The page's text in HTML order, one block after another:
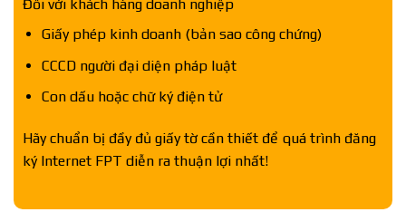
Đối với khách hàng doanh nghiệp
Giấy phép kinh doanh (bản sao công chứng)
CCCD người đại diện pháp luật
Con dấu hoặc chữ ký điện tử
Hãy chuẩn bị đầy đủ giấy tờ cần thiết để quá trình đăng
ký Internet FPT diễn ra thuận lợi nhất!